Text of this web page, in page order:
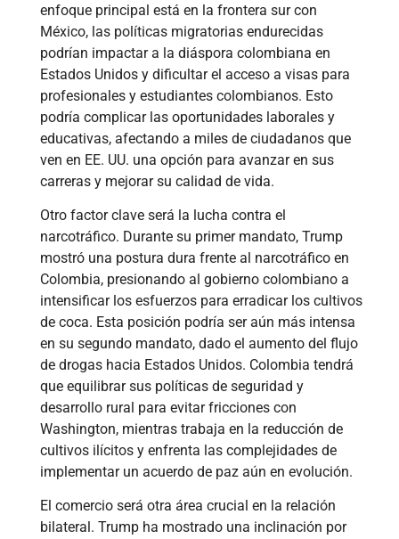
enfoque principal está en la frontera sur con
México, las políticas migratorias endurecidas
podrían impactar a la diáspora colombiana en
Estados Unidos y dificultar el acceso a visas para
profesionales y estudiantes colombianos. Esto
podría complicar las oportunidades laborales y
educativas, afectando a miles de ciudadanos que
ven en EE. UU. una opción para avanzar en sus
carreras y mejorar su calidad de vida.
Otro factor clave será la lucha contra el
narcotráfico. Durante su primer mandato, Trump
mostró una postura dura frente al narcotráfico en
Colombia, presionando al gobierno colombiano a
intensificar los esfuerzos para erradicar los cultivos
de coca. Esta posición podría ser aún más intensa
en su segundo mandato, dado el aumento del flujo
de drogas hacia Estados Unidos. Colombia tendrá
que equilibrar sus políticas de seguridad y
desarrollo rural para evitar fricciones con
Washington, mientras trabaja en la reducción de
cultivos ilícitos y enfrenta las complejidades de
implementar un acuerdo de paz aún en evolución.
El comercio será otra área crucial en la relación
bilateral. Trump ha mostrado una inclinación por